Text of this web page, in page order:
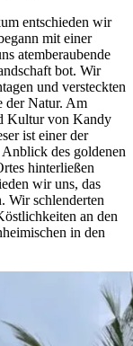
entschieden wir
mit einer
atemberaubende
bot. Wir
und versteckten
der Natur. Am
Kultur von Kandy
ist einer der
des goldenen
hinterließen
wir uns, das
Wir schlenderten
an den
in den